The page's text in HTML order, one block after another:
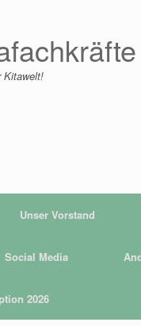
Kitawelt!
Unser Vorstand
Social Media
2026